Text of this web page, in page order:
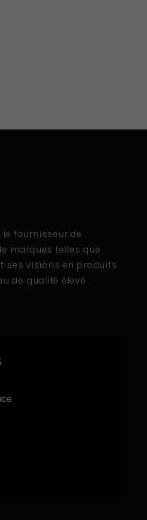
le fournisseur de
marques telles que
ses visions en produits
de qualité élevé.